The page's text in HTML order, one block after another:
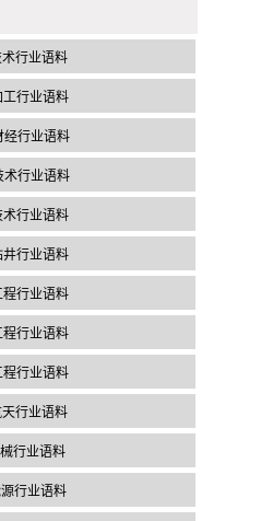
行业语料
行业语料
行业语料
行业语料
行业语料
行业语料
行业语料
行业语料
行业语料
行业语料
行业语料
行业语料